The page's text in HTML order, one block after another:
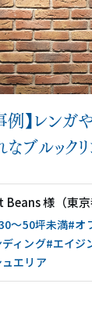
例】レン
ブルック
様（東京
〜50坪未満#オ
ィング#エイジ
エリア